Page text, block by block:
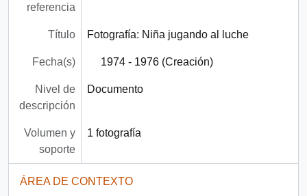
referencia
Título Fotografía: Niña jugando al luche
Fecha(s) 1974 - 1976 (Creación)
Nivel de
descripción
Documento
Volumen y
soporte
1 fotografía
ÁREA DE CONTEXTO